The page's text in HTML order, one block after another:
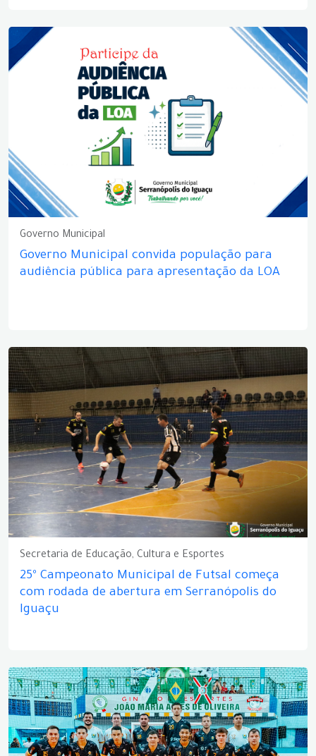
Governo Municipal
Governo Municipal convida população para
audiência pública para apresentação da LOA
Secretaria de Educação, Cultura e Esportes
25º Campeonato Municipal de Futsal começa
com rodada de abertura em Serranópolis do
Iguaçu